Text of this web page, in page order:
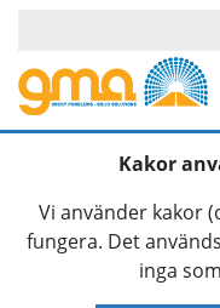
Hoppa över
Kakor
Vi använder kakor
fungera. Det
inga